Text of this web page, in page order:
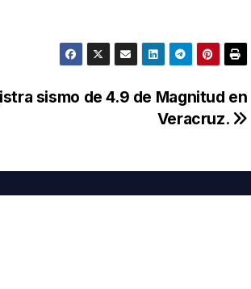
sismo de 4.9 de Magnitud en
Veracruz.